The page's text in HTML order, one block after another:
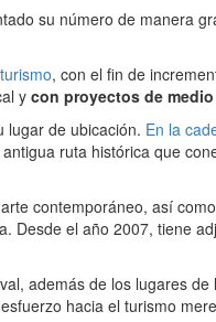
su número de manera
, con el fin de
y con proyectos de
lugar de ubicación. En la
ruta histórica que
contemporáneo, así
Desde el año 2007, tiene
además de los lugares
hacia el turismo